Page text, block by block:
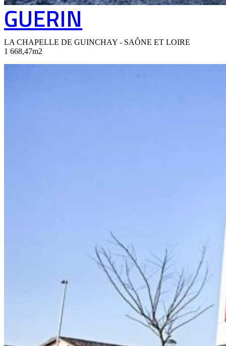
GUERIN
LA CHAPELLE DE GUINCHAY - SAÔNE ET LOIRE
1 668,47m2